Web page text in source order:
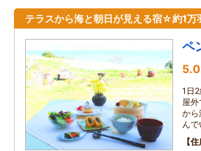
テラスから海と朝日が見える宿☆約1万
ペ
5.0
1日
屋
から
んで
住